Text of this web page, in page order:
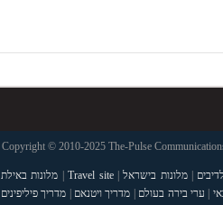
Copyright © 2010-2025 The-Pulse
|מלונות בישראל|
Travel site
| מלונות באילת
| ערי בירה בעולם | מדריך ויטנאם | מדריך פיליפינים